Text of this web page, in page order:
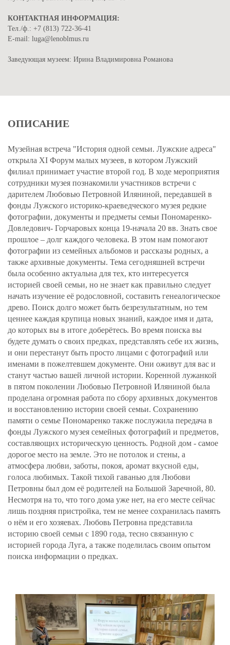
КОНТАКТНАЯ ИНФОРМАЦИЯ:
Тел./ф.: +7 (813) 722-36-41
Е-mail: lugа@lenoblmus.ru
Заведующая музеем: Ирина Владимировна Романова
ОПИСАНИЕ
Музейная встреча "История одной семьи. Лужские адреса"
открыла XI Форум малых музеев, в котором Лужский
филиал принимает участие второй год. В ходе мероприятия
сотрудники музея познакомили участников встречи с
дарителем Любовью Петровной Иляниной, передавшей в
фонды Лужского историко-краеведческого музея редкие
фотографии, документы и предметы семьи Пономаренко-
Довледович- Горчаровых конца 19-начала 20 вв. Знать свое
прошлое – долг каждого человека. В этом нам помогают
фотографии из семейных альбомов и рассказы родных, а
также архивные документы. Тема сегодняшней встречи
была особенно актуальна для тех, кто интересуется
историей своей семьи, но не знает как правильно следует
начать изучение её родословной, составить генеалогическое
древо. Поиск долго может быть безрезультатным, но тем
ценнее каждая крупица новых знаний, каждое имя и дата,
до которых вы в итоге доберётесь. Во время поиска вы
будете думать о своих предках, представлять себе их жизнь,
и они перестанут быть просто лицами с фотографий или
именами в пожелтевшем документе. Они оживут для вас и
станут частью вашей личной истории. Коренной лужанкой
в пятом поколении Любовью Петровной Иляниной была
проделана огромная работа по сбору архивных документов
и восстановлению истории своей семьи. Сохранению
памяти о семье Пономаренко также послужила передача в
фонды Лужского музея семейных фотографий и предметов,
составляющих историческую ценность. Родной дом - самое
дорогое место на земле. Это не потолок и стены, а
атмосфера любви, заботы, покоя, аромат вкусной еды,
голоса любимых. Такой тихой гаванью для Любови
Петровны был дом её родителей на Большой Заречной, 80.
Несмотря на то, что того дома уже нет, на его месте сейчас
лишь поздняя пристройка, тем не менее сохранилась память
о нём и его хозяевах. Любовь Петровна представила
историю своей семьи с 1890 года, тесно связанную с
историей города Луга, а также поделилась своим опытом
поиска информации о предках.